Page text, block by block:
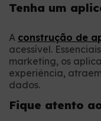
Tenha um
A construção de
acessível.
marketing, os
experiência,
dados.
Fique atento